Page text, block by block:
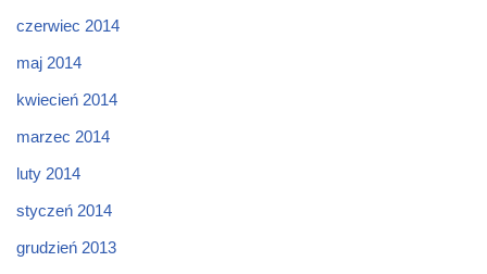
czerwiec 2014
maj 2014
kwiecień 2014
marzec 2014
luty 2014
styczeń 2014
grudzień 2013